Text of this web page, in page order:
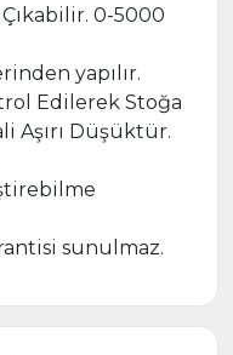
Çıkabilir. 0-5000
yapılır.
Edilerek Stoğa
Aşırı Düşüktür.
sunulmaz.